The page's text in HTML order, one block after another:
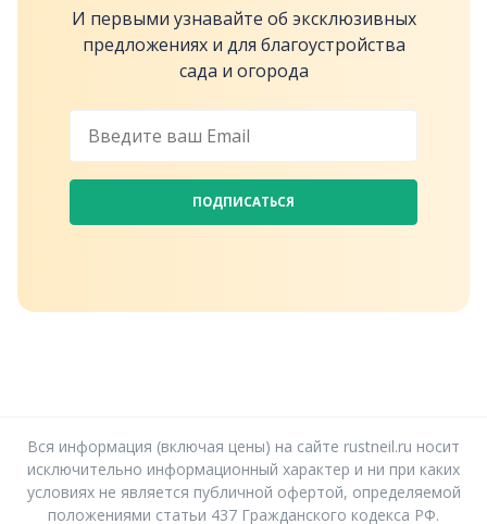
И первыми узнавайте об эксклюзивных
предложениях и для благоустройства
сада и огорода
ПОДПИСАТЬСЯ
Вся информация (включая цены) на сайте rustneil.ru носит
исключительно информационный характер и ни при каких
условиях не является публичной офертой, определяемой
положениями статьи 437 Гражданского кодекса РФ.